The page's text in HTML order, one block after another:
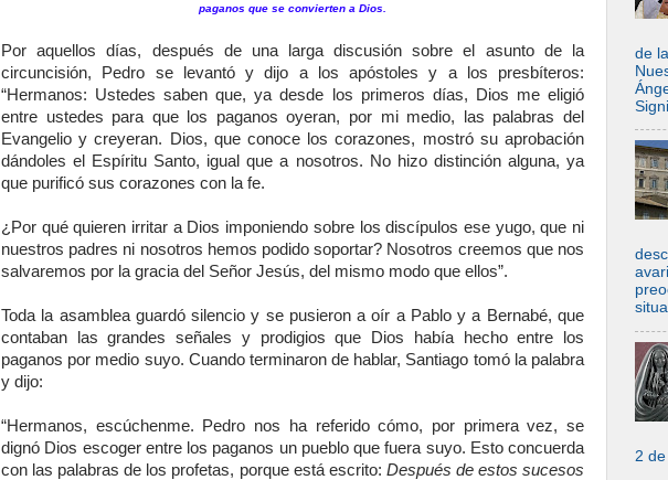
paganos que se convierten a Dios.
Por aquellos días, después de una larga discusión sobre el asunto de la
circuncisión, Pedro se levantó y dijo a los apóstoles y a los presbíteros:
“Hermanos: Ustedes saben que, ya desde los primeros días, Dios me eligió
entre ustedes para que los paganos oyeran, por mi medio, las palabras del
Evangelio y creyeran. Dios, que conoce los corazones, mostró su aprobación
dándoles el Espíritu Santo, igual que a nosotros. No hizo distinción alguna, ya
que purificó sus corazones con la fe.
¿Por qué quieren irritar a Dios imponiendo sobre los discípulos ese yugo, que ni
nuestros padres ni nosotros hemos podido soportar? Nosotros creemos que nos
salvaremos por la gracia del Señor Jesús, del mismo modo que ellos”.
Toda la asamblea guardó silencio y se pusieron a oír a Pablo y a Bernabé, que
contaban las grandes señales y prodigios que Dios había hecho entre los
paganos por medio suyo. Cuando terminaron de hablar, Santiago tomó la palabra
y dijo:
“Hermanos, escúchenme. Pedro nos ha referido cómo, por primera vez, se
dignó Dios escoger entre los paganos un pueblo que fuera suyo. Esto concuerda
con las palabras de los profetas, porque está escrito: Después de estos sucesos
de
2